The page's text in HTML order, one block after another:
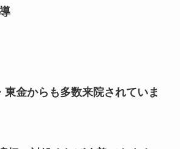
東金からも多数来院されていま